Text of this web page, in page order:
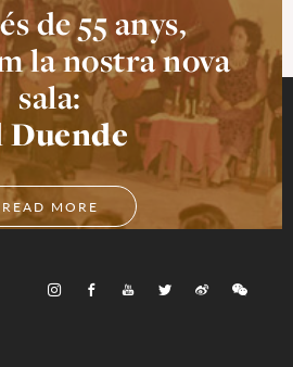
de 55 anys,
la nostra nova
sala:
Duende
READ MORE